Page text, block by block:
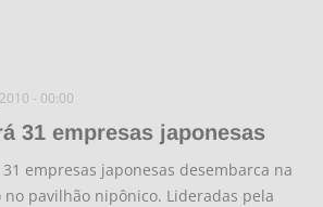
- 00:00
31 empresas japonesas
empresas japonesas desembarca na
no pavilhão nipônico. Lideradas pela